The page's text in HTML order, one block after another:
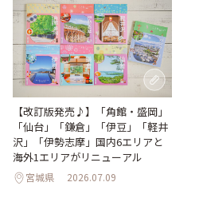
【改訂版発売♪】「角館・盛岡」
「仙台」「鎌倉」「伊豆」「軽井
沢」「伊勢志摩」国内6エリアと
海外1エリアがリニューアル
宮城県 2026.07.09